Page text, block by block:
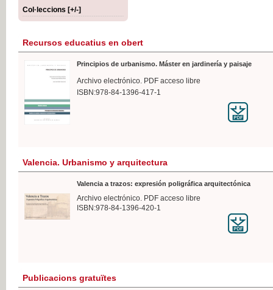
Col·leccions [+/-]
Recursos educatius en obert
Principios de urbanismo. Máster en jardinería y paisaje
Archivo electrónico. PDF acceso libre
ISBN:978-84-1396-417-1
Valencia. Urbanismo y arquitectura
Valencia a trazos: expresión poligráfica arquitectónica
Archivo electrónico. PDF acceso libre
ISBN:978-84-1396-420-1
Publicacions gratuïtes